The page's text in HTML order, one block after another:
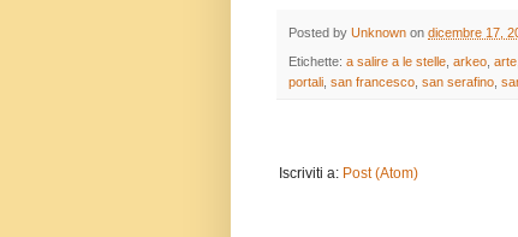
Posted by Unknown on dicembre 17,
Etichette: a salire a le stelle arkeo arte
portali san francesco san serafino
Iscriviti a: Post (Atom)